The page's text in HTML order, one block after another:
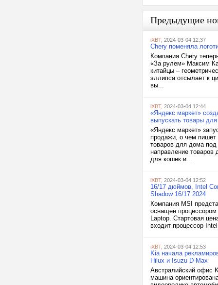
Предыдущие
iXBT, 2024-03-04 12:37
Chery поменяла
Компания Chery
«За рулем» Максим
китайцы –
эллипса отсылает к
вы...
iXBT, 2024-03-04 12:44
«Яндекс маркет»
выпускать товары
«Яндекс маркет»
продажи, о чем пишет
товаров для дома под
направление
для кошек и...
iXBT, 2024-03-04 12:52
16/17 дюймов, Intel
Shadow 16/17 2024
Компания MSI
оснащен
Laptop. Стартовая
входит процессор
iXBT, 2024-03-04 12:53
Kia начала
Hilux и Isuzu D-Max
Австралийский офис
машина